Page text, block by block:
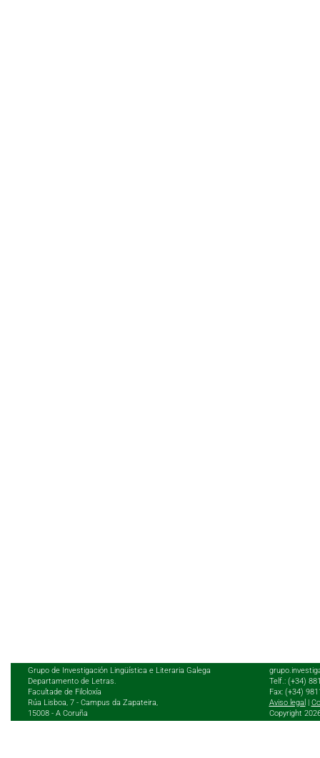
Grupo de Investigación Lingüística e Literaria Galega
Departamento de Letras.
Facultade de Filoloxía
Rúa Lisboa, 7 - Campus da Zapateira,
15008 - A Coruña
Telf.: (+34)
Fax: (+34)
Aviso legal
Copyright